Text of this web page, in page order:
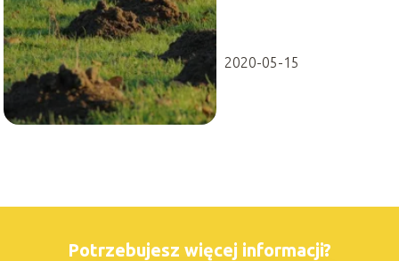
2020-05-15
Potrzebujesz więcej informacji?